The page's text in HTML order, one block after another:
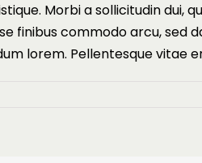
Morbi a sollicitudin dui,
finibus commodo arcu, sed
lorem. Pellentesque vitae